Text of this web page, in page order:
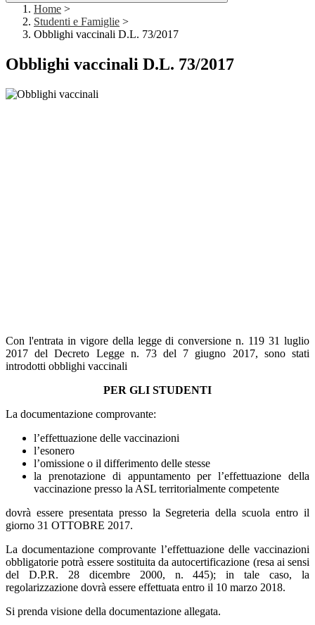
Home >
Studenti e Famiglie >
Obblighi vaccinali D.L. 73/2017
Obblighi vaccinali D.L. 73/2017
Con l'entrata in vigore della legge di conversione n. 119 31 luglio
2017 del Decreto Legge n. 73 del 7 giugno 2017, sono stati
introdotti obblighi vaccinali
PER GLI STUDENTI
La documentazione comprovante:
l’effettuazione delle vaccinazioni
l’esonero
l’omissione o il differimento delle stesse
la prenotazione di appuntamento per l’effettuazione della
vaccinazione presso la ASL territorialmente competente
dovrà essere presentata presso la Segreteria della scuolaentro il
giorno 31 OTTOBRE 2017.
La documentazione comprovante l’effettuazione delle vaccinazioni
obbligatorie potrà essere sostituita da autocertificazione (resa ai sensi
del D.P.R. 28 dicembre 2000, n. 445); in tale caso, la
regolarizzazione dovrà essere effettuata entro il 10 marzo 2018.
Si prenda visione della documentazione allegata.